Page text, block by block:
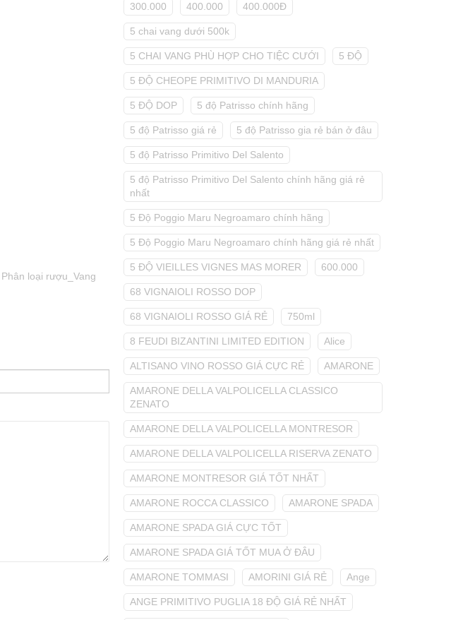
Phân loại rượu_Vang
300.000 400.000 400.000Đ
5 chai vang dưới 500k
5 CHAI VANG PHÙ HỢP CHO TIỆC CƯỚI 5 ĐỘ
5 ĐỘ CHEOPE PRIMITIVO DI MANDURIA
5 ĐỘ DOP 5 độ Patrisso chính hãng
5 độ Patrisso giá rẻ 5 độ Patrisso gia rẻ bán ở đâu
5 độ Patrisso Primitivo Del Salento
5 độ Patrisso Primitivo Del Salento chính hãng giá rẻ
nhất
5 Độ Poggio Maru Negroamaro chính hãng
5 Độ Poggio Maru Negroamaro chính hãng giá rẻ nhất
5 ĐỘ VIEILLES VIGNES MAS MORER 600.000
68 VIGNAIOLI ROSSO DOP
68 VIGNAIOLI ROSSO GIÁ RẺ 750ml
8 FEUDI BIZANTINI LIMITED EDITION Alice
ALTISANO VINO ROSSO GIÁ CỰC RẺ AMARONE
AMARONE DELLA VALPOLICELLA CLASSICO
ZENATO
AMARONE DELLA VALPOLICELLA MONTRESOR
AMARONE DELLA VALPOLICELLA RISERVA ZENATO
AMARONE MONTRESOR GIÁ TỐT NHẤT
AMARONE ROCCA CLASSICO AMARONE SPADA
AMARONE SPADA GIÁ CỰC TỐT
AMARONE SPADA GIÁ TỐT MUA Ở ĐÂU
AMARONE TOMMASI AMORINI GIÁ RẺ Ange
ANGE PRIMITIVO PUGLIA 18 ĐỘ GIÁ RẺ NHẤT